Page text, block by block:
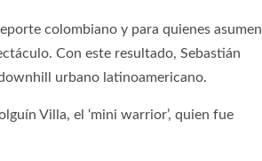
colombiano y para quienes asumen
Con este resultado, Sebastián
urbano latinoamericano.
Villa, el ‘mini warrior’, quien fue